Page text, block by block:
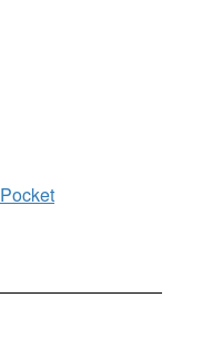
Pocket